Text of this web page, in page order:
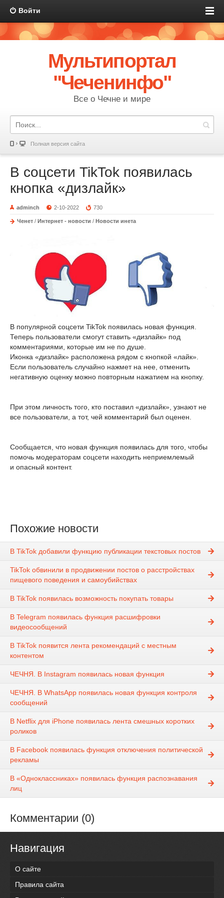
Войти
Мультипортал
"Чеченинфо"
Все о Чечне и мире
Полная версия сайта
В соцсети TikTok появилась
кнопка «дизлайк»
adminch 2-10-2022 730
Ченет / Интернет - новости / Новости инета
В популярной соцсети TikTok появилась новая функция.
Теперь пользователи смогут ставить «дизлайк» под
комментариями, которые им не по душе.
Иконка «дизлайк» расположена рядом с кнопкой «лайк».
Если пользователь случайно нажмет на нее, отменить
негативную оценку можно повторным нажатием на кнопку.
При этом личность того, кто поставил «дизлайк», узнают не
все пользователи, а тот, чей комментарий был оценен.
Сообщается, что новая функция появилась для того, чтобы
помочь модераторам соцсети находить неприемлемый
и опасный контент.
Похожие новости
В TikTok добавили функцию публикации текстовых постов
TikTok обвинили в продвижении постов о расстройствах
пищевого поведения и самоубийствах
В TikTok появилась возможность покупать товары
В Telegram появилась функция расшифровки
видеосообщений
В TikTok появится лента рекомендаций с местным
контентом
ЧЕЧНЯ. В Instagram появилась новая функция
ЧЕЧНЯ. В WhatsApp появилась новая функция контроля
сообщений
В Netflix для iPhone появилась лента смешных коротких
роликов
В Facebook появилась функция отключения политической
рекламы
В «Одноклассниках» появилась функция распознавания
лиц
Комментарии (0)
Навигация
О сайте
Правила сайта